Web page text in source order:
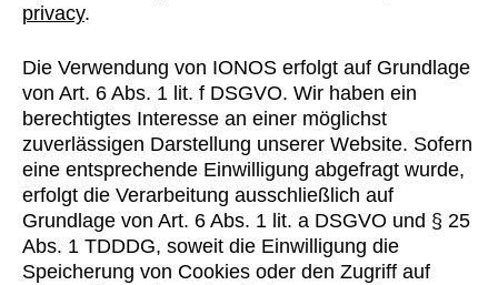
privacy.
Die Verwendung von IONOS erfolgt auf Grundlage
von Art. 6 Abs. 1 lit. f DSGVO. Wir haben ein
berechtigtes Interesse an einer möglichst
zuverlässigen Darstellung unserer Website. Sofern
eine entsprechende Einwilligung abgefragt wurde,
erfolgt die Verarbeitung ausschließlich auf
Grundlage von Art. 6 Abs. 1 lit. a DSGVO und § 25
Abs. 1 TDDDG, soweit die Einwilligung die
Speicherung von Cookies oder den Zugriff auf